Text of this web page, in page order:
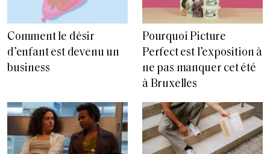
Comment le désir
d’enfant est devenu un
business
Pourquoi Picture
Perfect est l’exposition à
ne pas manquer cet été
à Bruxelles